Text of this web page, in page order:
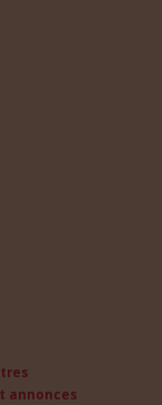
annonces